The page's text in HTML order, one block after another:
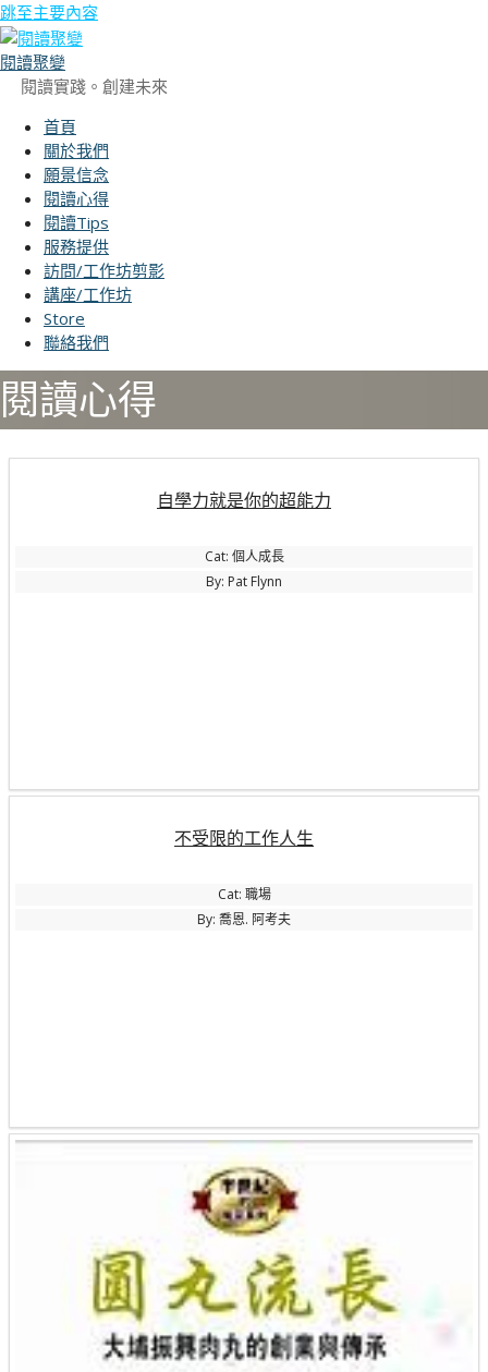
跳至主要內容
閱讀聚變
閱讀實踐。創建未來
首頁
關於我們
願景信念
閱讀心得
閱讀Tips
服務提供
訪問/工作坊剪影
講座/工作坊
Store
聯絡我們
閱讀心得
自學力就是你的超能力
Cat: 個人成長
By: Pat Flynn
不受限的工作人生
Cat: 職場
By: 喬恩. 阿考夫